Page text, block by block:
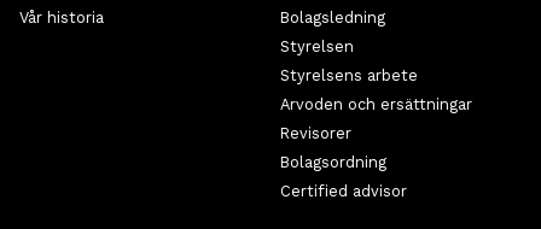
Vår historia
Bolagsledning
Styrelsen
Styrelsens arbete
Arvoden och ersättningar
Revisorer
Bolagsordning
Certified advisor